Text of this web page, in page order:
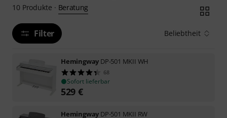
10 Produkte · Beratung
Filter Beliebtheit
Hemingway DP-501 MKII WH
68
Sofort lieferbar
529 €
Hemingway DP-501 MKII RW